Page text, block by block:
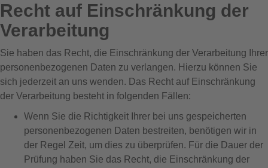
Recht auf Einschränkung der
Verarbeitung
Sie haben das Recht, die Einschränkung der Verarbeitung Ihrer
personenbezogenen Daten zu verlangen. Hierzu können Sie
sich jederzeit an uns wenden. Das Recht auf Einschränkung
der Verarbeitung besteht in folgenden Fällen:
Wenn Sie die Richtigkeit Ihrer bei uns gespeicherten
personenbezogenen Daten bestreiten, benötigen wir in
der Regel Zeit, um dies zu überprüfen. Für die Dauer der
Prüfung haben Sie das Recht, die Einschränkung der